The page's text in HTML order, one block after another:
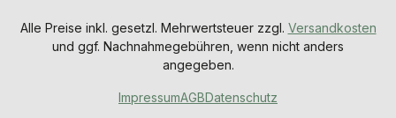
Alle Preise inkl. gesetzl. Mehrwertsteuer zzgl. Versandkosten
und ggf. Nachnahmegebühren, wenn nicht anders
angegeben.
ImpressumAGBDatenschutz